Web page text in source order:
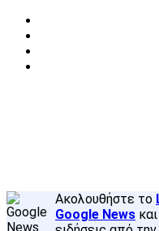
Ακολουθήστε το
Google News